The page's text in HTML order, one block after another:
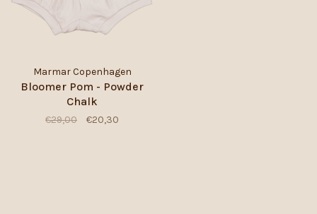
Marmar Copenhagen
Bloomer Pom - Powder
Chalk
€29,00 €20,30